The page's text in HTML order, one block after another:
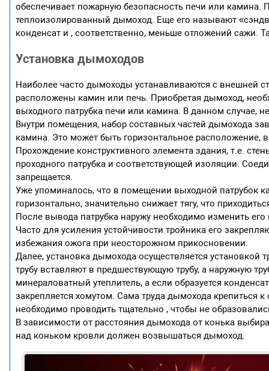
обеспечивает пожарную безопасность печи или камина.
теплоизолированный дымоход. Еще его называют
конденсат и , соответственно, меньше отложений сажи.
Установка дымоходов
Наиболее часто дымоходы устанавливаются с внешней
расположены камин или печь. Приобретая дымоход,
выходного патрубка печи или камина. В данном
Внутри помещения, набор составных частей дымохода
камина. Это может быть горизонтальное расположение,
Прохождение конструктивного элемента здания, т.е.
проходного патрубка и соответствующей изоляции.
запрещается.
Уже упоминалось, что в помещении выходной патрубок
горизонтально, значительно снижает тягу, что
После вывода патрубка наружу необходимо изменить
Часто для усиления устойчивости тройника его
избежания ожога при неосторожном прикосновении.
Далее, установка дымохода осуществляется
трубу вставляют в предшествующую трубу, а наружную
минераловатный утеплитель, а если образуется
закрепляется хомутом. Сама труда дымохода
необходимо проводить тщательно , чтобы не
В зависимости от расстояния дымохода от конька
над коньком кровли должен возвышаться дымоход.